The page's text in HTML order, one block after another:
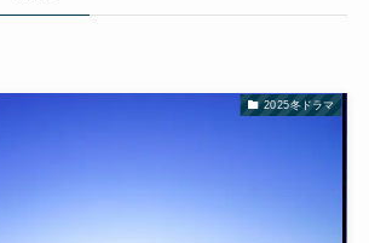
2025冬ドラマ